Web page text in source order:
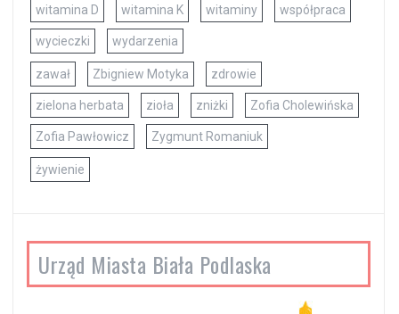
witamina D witamina K witaminy współpraca
wycieczki wydarzenia
zawał Zbigniew Motyka zdrowie
zielona herbata zioła zniżki Zofia Cholewińska
Zofia Pawłowicz Zygmunt Romaniuk
żywienie
Urząd Miasta Biała Podlaska